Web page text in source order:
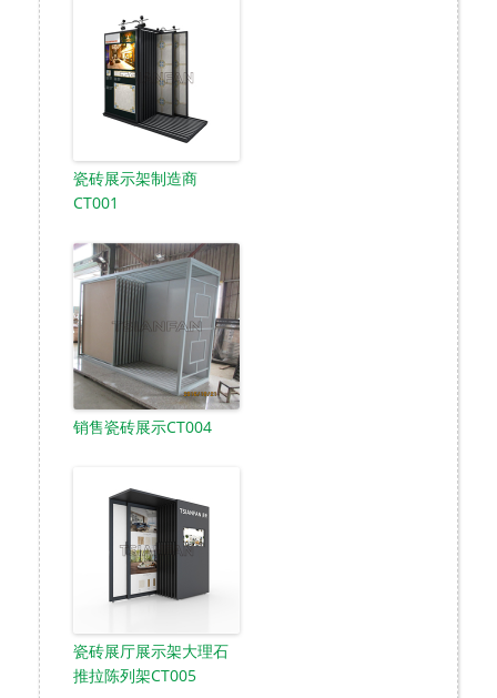
瓷砖展示架制造商
CT001
销售瓷砖展示CT004
瓷砖展厅展示架大理石
推拉陈列架CT005